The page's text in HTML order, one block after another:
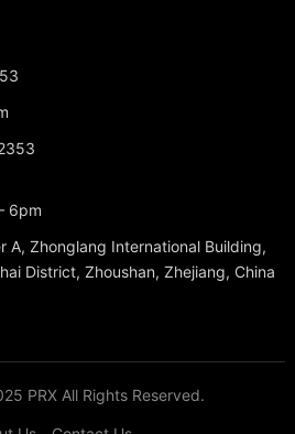
6pm
A, Zhonglang International Building,
District, Zhoushan, Zhejiang, China
PRX All Rights Reserved.